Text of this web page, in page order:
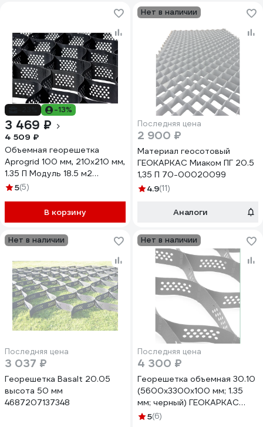
-13%
3 469 ₽
4 509 ₽
Объемная георешетка
Aprogrid 100 мм, 210x210 мм,
1.35 П Модуль 18.5 м2
100210135
5(5)
В корзину
Нет в наличии
Последняя цена
2 900 ₽
Материал геосотовый
ГЕОКАРКАС Миаком ПГ 20.5
1,35 П 70-00020099
4.9(11)
Аналоги
Нет в наличии
Последняя цена
3 037 ₽
Георешетка Basalt 20.05
высота 50 мм
4687207137348
Нет в наличии
Последняя цена
4 300 ₽
Георешетка объемная 30.10
(5600х3300х100 мм; 1.35
мм; черный) ГЕОКАРКАС
4673726848032
5(6)